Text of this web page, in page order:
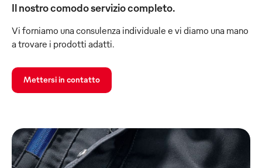
Il nostro comodo servizio completo.
Vi forniamo una consulenza individuale e vi diamo una mano
a trovare i prodotti adatti.
Mettersi in contatto